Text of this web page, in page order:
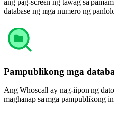
ang pag-screen ng tawag sa
database ng mga numero ng
Pampublikong mga
Ang Whoscall ay nag-iipon ng
maghanap sa mga pampublikong